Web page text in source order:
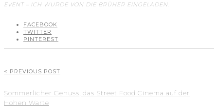
EVENT – ICH WURDE VON DIE BRÜHER EINGELADEN.
FACEBOOK
TWITTER
PINTEREST
< PREVIOUS POST
Sommerlicher Genuss, das Street Food Cinema auf der
Hohen Warte